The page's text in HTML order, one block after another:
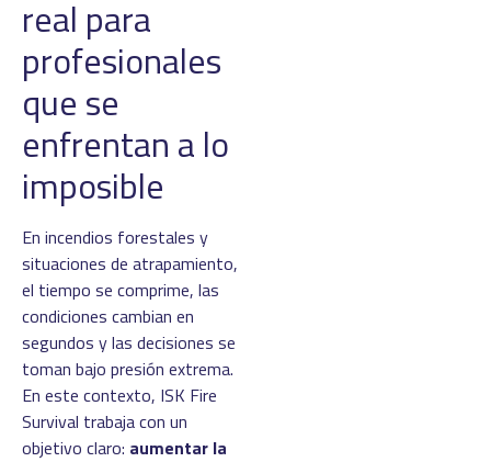
real para
profesionales
que se
enfrentan a lo
imposible
En incendios forestales y
situaciones de atrapamiento,
el tiempo se comprime, las
condiciones cambian en
segundos y las decisiones se
toman bajo presión extrema.
En este contexto, ISK Fire
Survival trabaja con un
objetivo claro: aumentar la